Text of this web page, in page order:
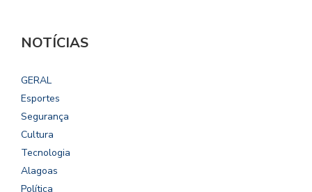
NOTÍCIAS
GERAL
Esportes
Segurança
Cultura
Tecnologia
Alagoas
Política